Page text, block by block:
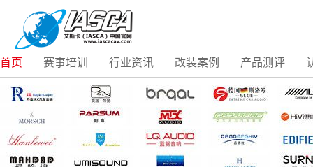
首页 赛事培训 行业资讯 改装案例 产品测评